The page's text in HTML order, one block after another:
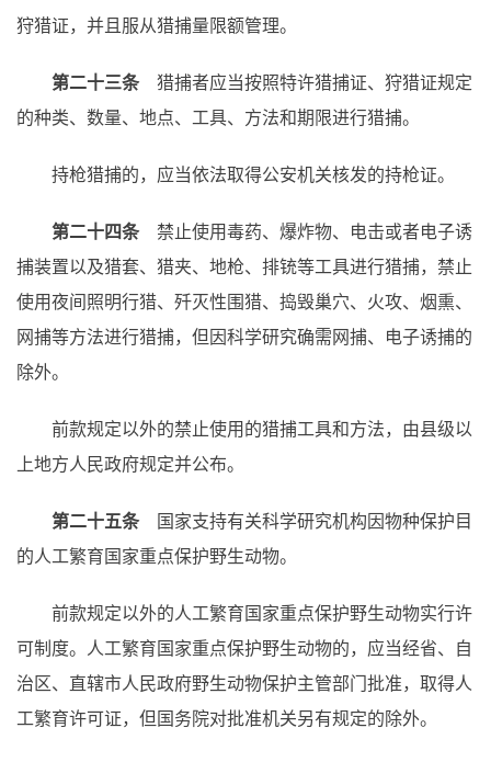
狩猎证，并且服从猎捕量限额管理。
第二十三条 猎捕者应当按照特许猎捕证、狩猎证规定
的种类、数量、地点、工具、方法和期限进行猎捕。
持枪猎捕的，应当依法取得公安机关核发的持枪证。
第二十四条 禁止使用毒药、爆炸物、电击或者电子诱
捕装置以及猎套、猎夹、地枪、排铳等工具进行猎捕，禁止
使用夜间照明行猎、歼灭性围猎、捣毁巢穴、火攻、烟熏、
网捕等方法进行猎捕，但因科学研究确需网捕、电子诱捕的
除外。
前款规定以外的禁止使用的猎捕工具和方法，由县级以
上地方人民政府规定并公布。
第二十五条 国家支持有关科学研究机构因物种保护目
的人工繁育国家重点保护野生动物。
前款规定以外的人工繁育国家重点保护野生动物实行许
可制度。人工繁育国家重点保护野生动物的，应当经省、自
治区、直辖市人民政府野生动物保护主管部门批准，取得人
工繁育许可证，但国务院对批准机关另有规定的除外。